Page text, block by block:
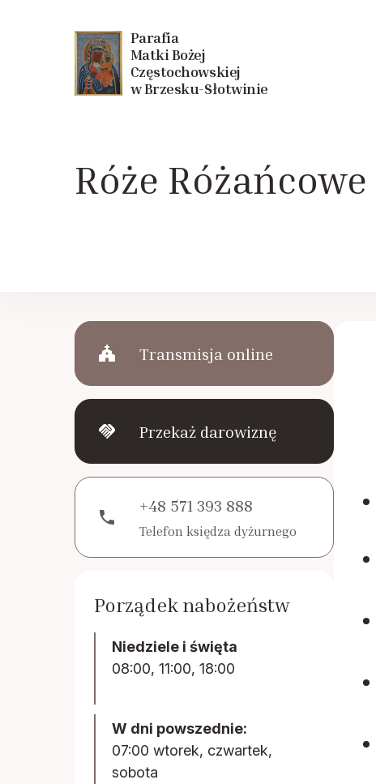
Parafia
Matki Bożej
Częstochowskiej
w Brzesku-Słotwinie
Róże Różańcowe
church Transmisja online
handshake Przekaż darowiznę
phone
+48 571 393 888
Telefon księdza dyżurnego
Porządek nabożeństw
Niedziele i święta
08:00, 11:00, 18:00
W dni powszednie:
07:00 wtorek, czwartek,
sobota